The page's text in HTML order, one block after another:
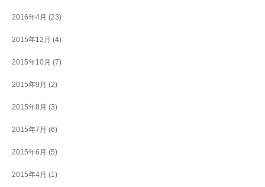
2016年4月 (23)
2015年12月 (4)
2015年10月 (7)
2015年9月 (2)
2015年8月 (3)
2015年7月 (6)
2015年6月 (5)
2015年4月 (1)